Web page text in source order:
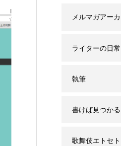
メルマガアー
ライターの日常
執筆
書けば見つか
歌舞伎エトセト